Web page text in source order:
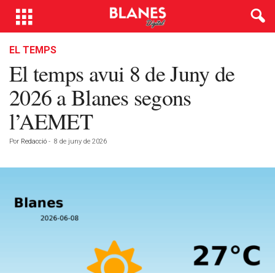
EL TEMPS
El temps avui 8 de Juny de
2026 a Blanes segons
l’AEMET
Por Redacció - 8 de juny de 2026